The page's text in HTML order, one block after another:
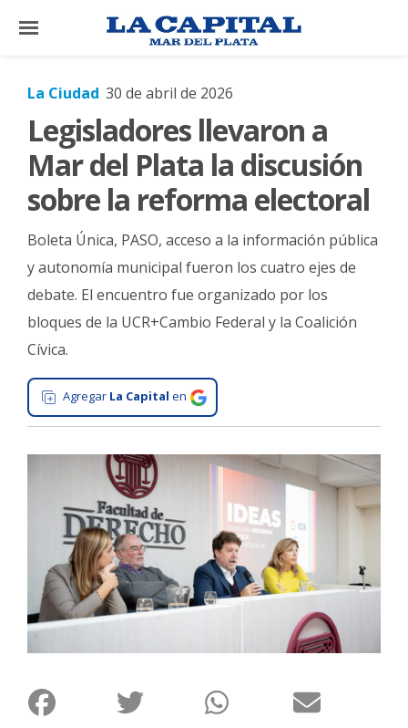
×
El
País
Mundo
La
Zona
Cultura
Tecnología
Salud
General
Ciudad
Deportes
Arte
Espectáculos
Policiales
Fotos
La Ciudad 30 de abril de 2026
Legisladores llevaron a
Mar del Plata la discusión
sobre la reforma electoral
Boleta Única, PASO, acceso a la información pública
y autonomía municipal fueron los cuatro ejes de
debate. El encuentro fue organizado por los
bloques de la UCR+Cambio Federal y la Coalición
Cívica.
Agregar La Capital en